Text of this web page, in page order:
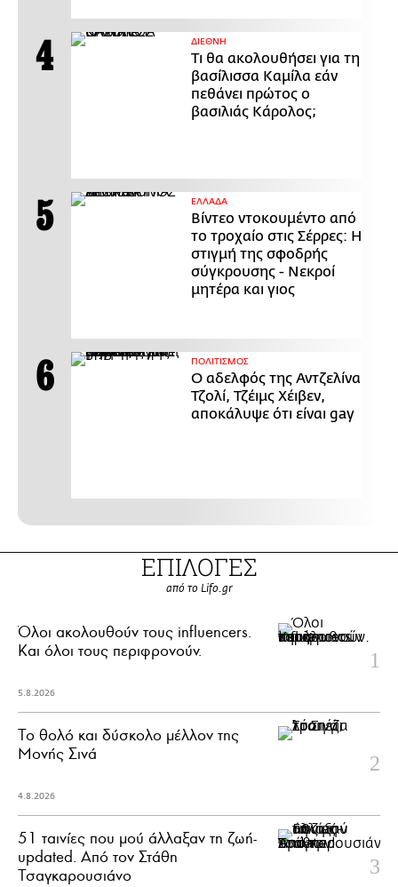
ΔΙΕΘΝΗ
Τι θα ακολουθήσει για τη
βασίλισσα Καμίλα εάν
πεθάνει πρώτος ο
βασιλιάς Κάρολος;
ΕΛΛΑΔΑ
Βίντεο ντοκουμέντο από
το τροχαίο στις Σέρρες: Η
στιγμή της σφοδρής
σύγκρουσης - Νεκροί
μητέρα και γιος
ΠΟΛΙΤΙΣΜΟΣ
Ο αδελφός της Αντζελίνα
Τζολί, Τζέιμς Χέιβεν,
αποκάλυψε ότι είναι gay
ΕΠΙΛΟΓΕΣ
από το Lifo.gr
Όλοι ακολουθούν τους influencers.
Και όλοι τους περιφρονούν.
5.8.2026
Το θολό και δύσκολο μέλλον της
Μονής Σινά
4.8.2026
51 ταινίες που μού άλλαξαν τη ζωή-
updated. Aπό τον Στάθη
Τσαγκαρουσιάνο